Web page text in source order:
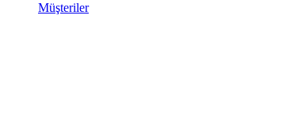
Müşteriler